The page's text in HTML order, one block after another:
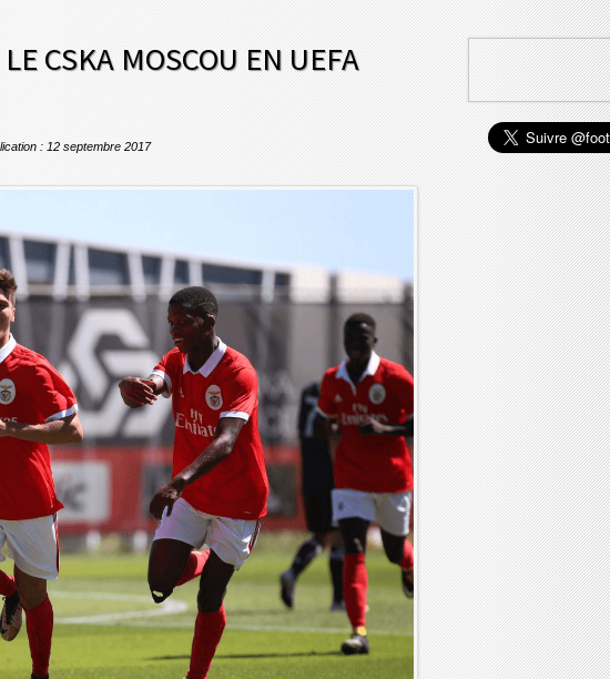
CSKA MOSCOU EN UEFA
: 12 septembre 2017